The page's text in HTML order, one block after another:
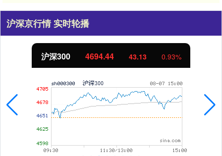
沪深京行情 实时轮播
北证50 1134.24 11.37 1.01%